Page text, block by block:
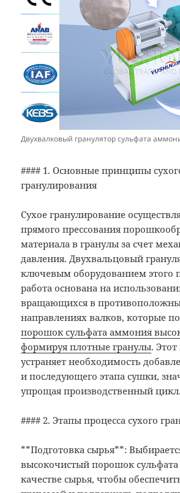
Двухвалковый гранулятор сульфата
#### 1. Основные принципы
гранулирования
Сухое гранулирование
прямого прессования
материала в гранулы за счет
давления. Двухвальцовый
ключевым оборудованием этого
работа основана на
вращающихся в
направлениях валков, которые
порошок сульфата аммония
формируя плотные гранулы.
устраняет необходимость
и последующего этапа сушки,
упрощая производственный цикл.
#### 2. Этапы процесса сухого
**Подготовка сырья**:
высокочистый порошок
качестве сырья, чтобы